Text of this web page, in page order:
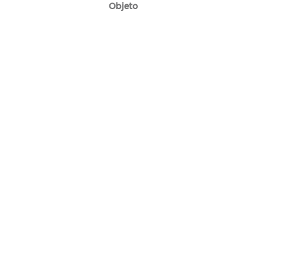
Objeto